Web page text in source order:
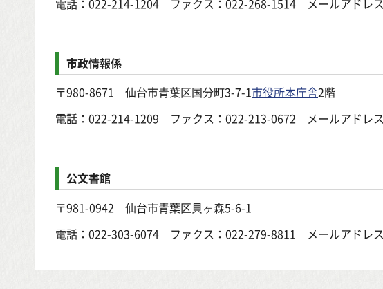
市政情報係
〒980-8671 仙台市青葉区国分町3-7-1市役所本庁舎2階
電話： 022-214-1209 ファクス：022-213-0672 メールアドレ
公文書館
〒981-0942 仙台市青葉区貝ヶ森5-6-1
電話： 022-303-6074 ファクス：022-279-8811 メールアドレ